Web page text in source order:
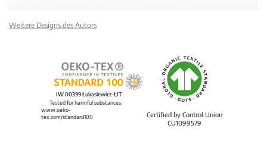
Weitere Designs des Autors
Certified by Control Union
CU1099579
IW 00399 Łukasiewicz-ŁIT
Tested for harmful substances.
www.oeko-
tex.com/standard100